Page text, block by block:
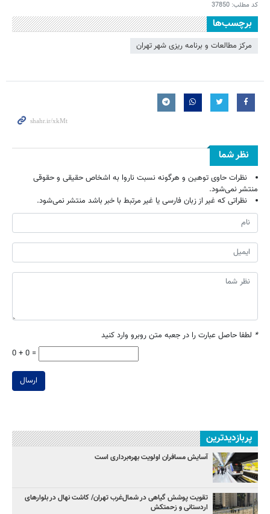
کد مطلب: 37850
برچسب‌ها
مرکز مطالعات و برنامه ریزی شهر تهران
نظر شما
نظرات حاوی توهین و هرگونه نسبت ناروا به اشخاص حقیقی و حقوقی
منتشر نمی‌شود.
نظراتی که غیر از زبان فارسی یا غیر مرتبط با خبر باشد منتشر نمی‌شود.
* لطفا حاصل عبارت را در جعبه متن روبرو وارد کنید
0 + 0 =
ارسال
پربازدیدترین
آسایش مسافران اولویت بهره‌برداری است
تقویت پوشش گیاهی در شمال‌غرب تهران/ کاشت نهال در بلوارهای
اردستانی و زحمتکش